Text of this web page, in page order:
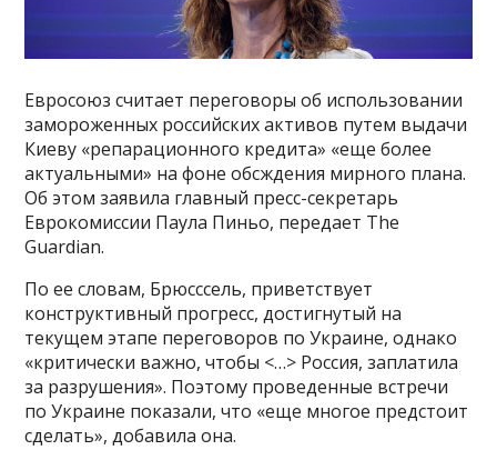
Евросоюз считает переговоры об использовании
замороженных российских активов путем выдачи
Киеву «репарационного кредита» «еще более
актуальными» на фоне обсждения мирного плана.
Об этом заявила главный пресс-секретарь
Еврокомиссии Паула Пиньо, передает The
Guardian.
По ее словам, Брюсссель, приветствует
конструктивный прогресс, достигнутый на
текущем этапе переговоров по Украине, однако
«критически важно, чтобы <…> Россия, заплатила
за разрушения». Поэтому проведенные встречи
по Украине показали, что «еще многое предстоит
сделать», добавила она.